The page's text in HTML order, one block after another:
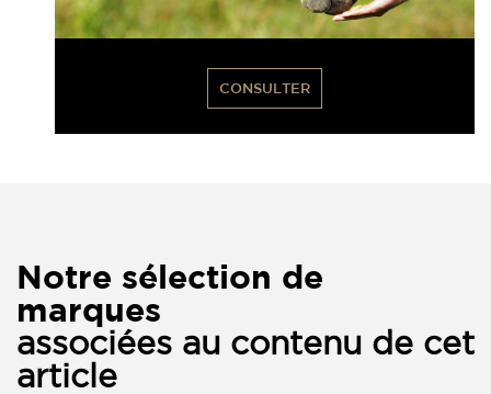
CONSULTER
Notre sélection de
marques
associées au contenu de cet
article